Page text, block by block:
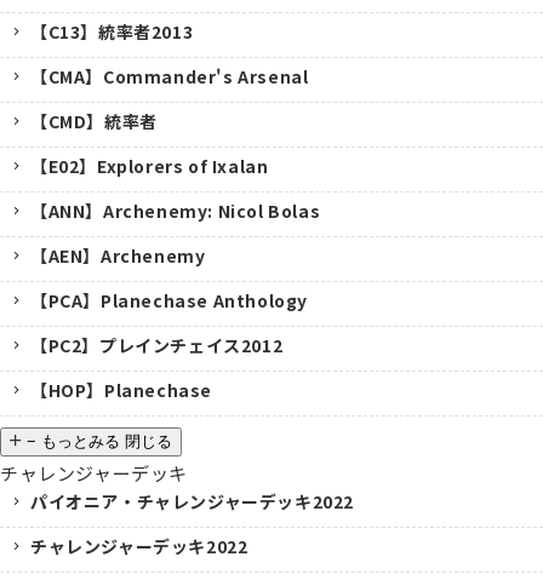
【C13】統率者2013
【CMA】Commander's Arsenal
【CMD】統率者
【E02】Explorers of Ixalan
【ANN】Archenemy: Nicol Bolas
【AEN】Archenemy
【PCA】Planechase Anthology
【PC2】プレインチェイス2012
【HOP】Planechase
− もっとみる 閉じる
チャレンジャーデッキ
パイオニア・チャレンジャーデッキ2022
チャレンジャーデッキ2022